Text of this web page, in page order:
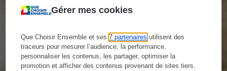
Gérer mes cookies
Que Choisir Ensemble et ses7 partenaires utilisent des
traceurs pour mesurer l’audience, la performance,
personnaliser les contenus, les partager, optimiser la
promotion et afficher des contenus provenant de sites tiers.